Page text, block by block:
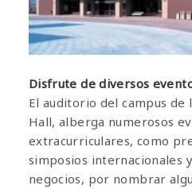
Disfrute de diversos
El auditorio del campus de
Hall, alberga numerosos
extracurriculares, como
simposios internacionales
negocios, por nombrar